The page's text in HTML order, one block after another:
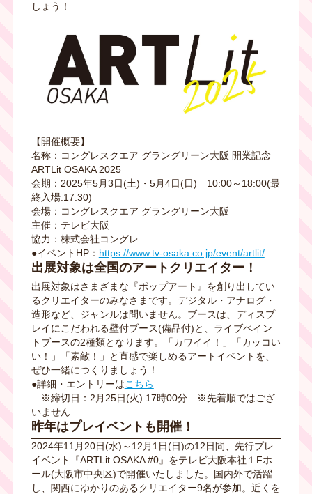
しょう！
【開催概要】
名称：コングレスクエア グラングリーン大阪 開業記念
ARTLit OSAKA 2025
会期：2025年5月3日(土)・5月4日(日) 10:00～18:00(最
終入場:17:30)
会場：コングレスクエア グラングリーン大阪
主催：テレビ大阪
協力：株式会社コングレ
●イベントHP： https://www.tv-osaka.co.jp/event/artlit/
出展対象は全国のアートクリエイター！
出展対象はさまざまな『ポップアート』を創り出してい
るクリエイターのみなさまです。デジタル・アナログ・
造形など、ジャンルは問いません。ブースは、ディスプ
レイにこだわれる壁付ブース(備品付)と、ライブペイン
トブースの2種類となります。「カワイイ！」「カッコい
い！」「素敵！」と直感で楽しめるアートイベントを、
ぜひ一緒につくりましょう！
●詳細・エントリーはこちら
※締切日：2月25日(火) 17時00分 ※先着順ではござ
いません
昨年はプレイベントも開催！
2024年11月20日(水)～12月1日(日)の12日間、先行プレ
イベント『ARTLit OSAKA #0』をテレビ大阪本社１Fホ
ール(大阪市中央区)で開催いたしました。国内外で活躍
し、関西にゆかりのあるクリエイター9名が参加。近くを